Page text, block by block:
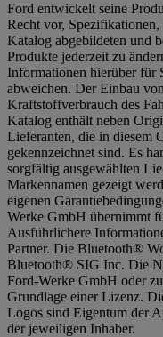
Ford entwickelt seine
Recht vor,
Katalog abgebildeten und
Produkte jederzeit zu
Informationen hierüber für
abweichen. Der Einbau
Kraftstoffverbrauch des
Katalog enthält neben
Lieferanten, die in diesem
gekennzeichnet sind. Es
sorgfältig ausgewählten
Markennamen gezeigt
eigenen
Werke GmbH übernimmt
Ausführlichere
Partner. Die Bluetooth®
Bluetooth® SIG Inc. Die
Ford-Werke GmbH oder
Grundlage einer Lizenz.
Logos sind Eigentum der
der jeweiligen Inhaber.